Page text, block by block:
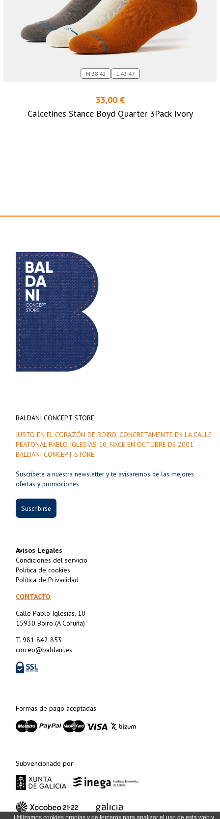
M 38-42 L 43-47
33,00 €
Calcetines Stance Boyd Quarter 3Pack Ivory
BALDANI CONCEPT STORE
JUSTO EN EL CORAZÓN DE BOIRO, CONCRETAMENTE EN LA CALLE
PEATONAL PABLO IGLESIAS 10, NACE EN OCTUBRE DE 2001
BALDANI CONCEPT STORE.
Suscríbete a nuestra newsletter y te avisaremos de las mejores
ofertas y promociones
Suscribirse
Avisos Legales
Condiciones del servicio
Política de cookies
Política de Privacidad
CONTACTO
Calle Pablo Iglesias, 10
15930 Boiro (A Coruña)
T. 981 842 853
correo@baldani.es
Formas de pago aceptadas
Subvencionado por